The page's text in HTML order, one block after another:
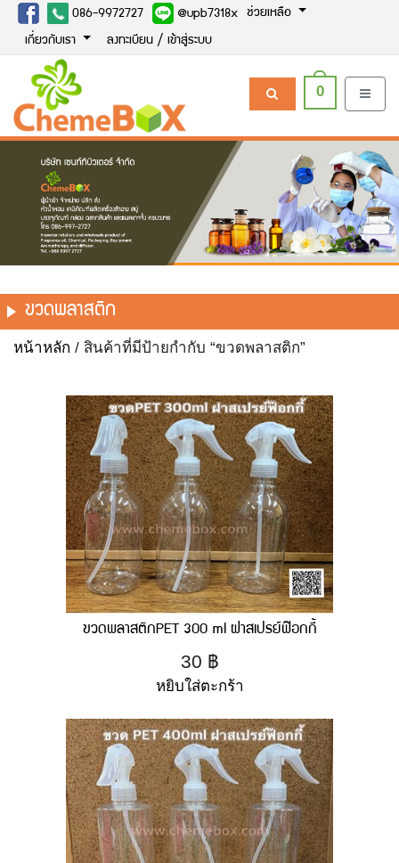
086-9972727 @upb7318x ช่วยเหลือ
เกี่ยวกับเรา ลงทะเบียน / เข้าสู่ระบบ
0
ขวดพลาสติก
หน้าหลัก / สินค้าที่มีป้ายกำกับ “ขวดพลาสติก”
ขวดพลาสติกPET 300 ml ฝาสเปรย์ฟ๊อกกี้
30 ฿
หยิบใส่ตะกร้า